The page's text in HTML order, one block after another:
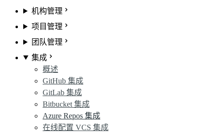
机构管理
项目管理
团队管理
集成
概述
GitHub 集成
GitLab 集成
Bitbucket 集成
Azure Repos 集成
在线配置 VCS 集成